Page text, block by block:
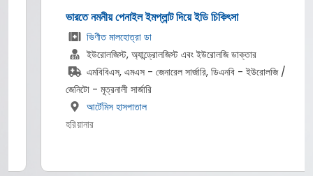
ভারতে নমনীয় পেনাইল ইমপ্লান্ট দিয়ে ইডি চিকিৎসা
ভিণীত মালহোত্রা ডা
ইউরোলজিস্ট, অ্যান্ড্রোলজিস্ট এবং ইউরোলজি ডাক্তার
এমবিবিএস, এমএস - জেনারেল সার্জারি, ডিএনবি - ইউরোলজি /
জেনিটো - মূত্রনালী সার্জারি
আর্টেমিস হাসপাতাল
হরিয়ানার